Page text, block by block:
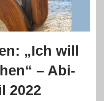
„Ich will
– Abi-
2022